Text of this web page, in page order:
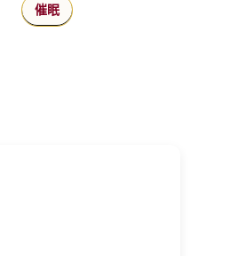
催眠